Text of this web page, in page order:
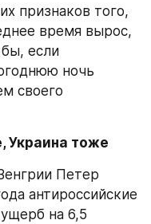
признаков того,
время вырос,
если
ночь
своего
Украина тоже
Петер
антироссийские
на 6,5